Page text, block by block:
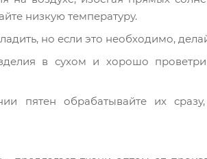
низкую температуру.
но если это необходимо,
в сухом и хорошо
пятен обрабатывайте их